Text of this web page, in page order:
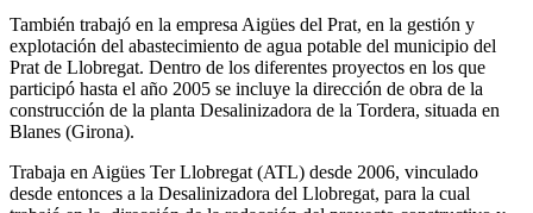
También trabajó en la empresa Aigües del Prat, en la gestión y
explotación del abastecimiento de agua potable del municipio del
Prat de Llobregat. Dentro de los diferentes proyectos en los que
participó hasta el año 2005 se incluye la dirección de obra de la
construcción de la planta Desalinizadora de la Tordera, situada en
Blanes (Girona).
Trabaja en Aigües Ter Llobregat (ATL) desde 2006, vinculado
desde entonces a la Desalinizadora del Llobregat, para la cual